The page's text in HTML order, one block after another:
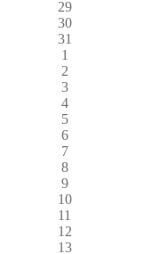
29
30
31
1
2
3
4
5
6
7
8
9
10
11
12
13